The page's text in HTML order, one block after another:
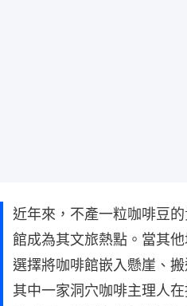
近年來，不產一粒咖啡豆
館成為其文旅熱點。當其
選擇將咖啡館嵌入懸崖、
其中一家洞穴咖啡主理人